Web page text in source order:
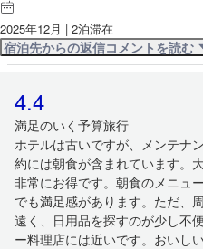
2025年12月 | 2泊滞在
宿泊先からの返信コメントを読む
4.4
満足のいく予算旅行
ホテルは古いですが、メンテナ
約には朝食が含まれています。
非常にお得です。朝食のメニュ
でも満足感があります。ただ、
遠く、日用品を探すのが少し不
ー料理店には近いです。おいし